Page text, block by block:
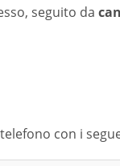
seguito da
con i